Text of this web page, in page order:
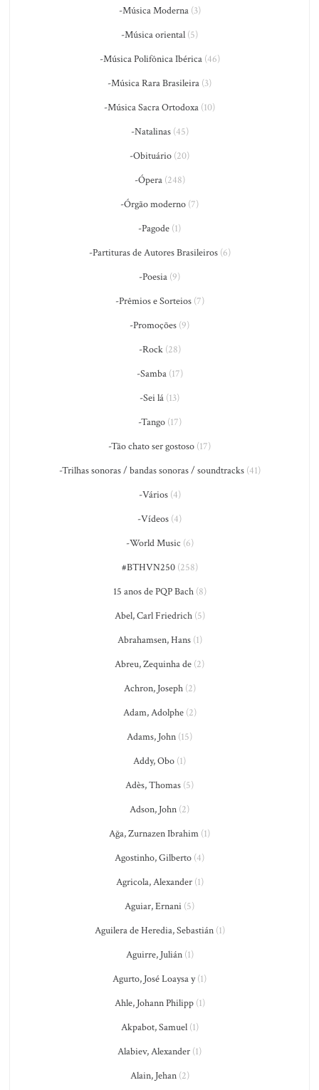
-Música Moderna(3)
-Música oriental (5)
-Música Polifônica Ibérica(46)
-Música Rara Brasileira (3)
-Música Sacra Ortodoxa (10)
-Natalinas(45)
-Obituário (20)
-Ópera(248)
-Órgão moderno (7)
-Pagode (1)
-Partituras de Autores Brasileiros(6)
-Poesia (9)
-Prêmios e Sorteios(7)
-Promoções (9)
-Rock(28)
-Samba(17)
-Sei lá (13)
-Tango(17)
-Tão chato ser gostoso (17)
-Trilhas sonoras / bandas sonoras / soundtracks(41)
-Vários(4)
-Vídeos (4)
-World Music (6)
#BTHVN250(258)
15 anos de PQP Bach(8)
Abel, Carl Friedrich(5)
Abrahamsen, Hans(1)
Abreu, Zequinha de (2)
Achron, Joseph(2)
Adam, Adolphe(2)
Adams, John (15)
Addy, Obo (1)
Adès, Thomas (5)
Adson, John (2)
Ağa, Zurnazen Ibrahim (1)
Agostinho, Gilberto (4)
Agricola, Alexander(1)
Aguiar, Ernani (5)
Aguilera de Heredia, Sebastián(1)
Aguirre, Julián(1)
Agurto, José Loaysa y(1)
Ahle, Johann Philipp(1)
Akpabot, Samuel(1)
Alabiev, Alexander (1)
Alain, Jehan(2)